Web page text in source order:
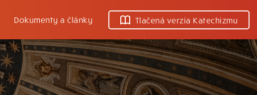
Dokumenty a články Tlačená verzia Katechizmu